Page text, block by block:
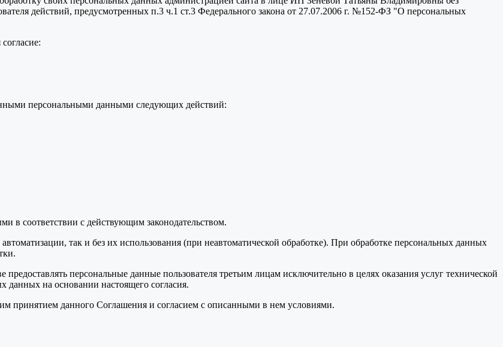
действий, предусмотренных п.3 ч.1 ст.3 Федерального закона от 27.07.2006 г. №152-ФЗ "О персональных
персональными данными следующих действий:
в соответствии с действующим законодательством.
так и без их использования (при неавтоматической обработке). При обработке персональных данных
персональные данные пользователя третьим лицам исключительно в целях оказания услуг технической
данных на основании настоящего согласия.
принятием данного Соглашения и согласием с описанными в нем условиями.